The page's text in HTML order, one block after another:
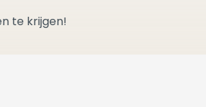
te krijgen!